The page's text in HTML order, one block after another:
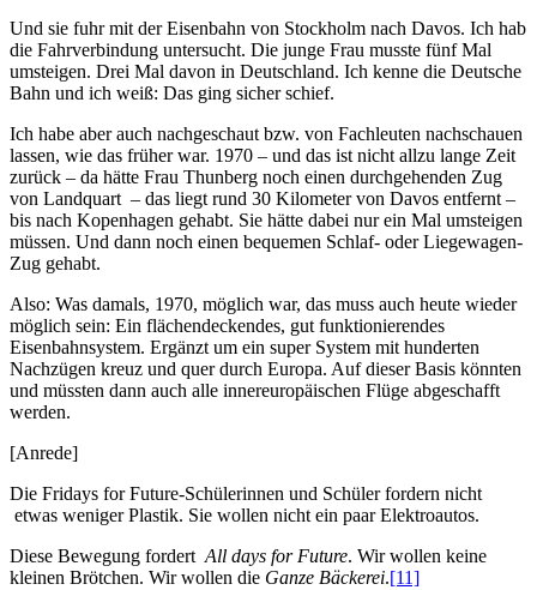
Und sie fuhr mit der Eisenbahn von Stockholm nach Davos. Ich hab
die Fahrverbindung untersucht. Die junge Frau musste fünf Mal
umsteigen. Drei Mal davon in Deutschland. Ich kenne die Deutsche
Bahn und ich weiß: Das ging sicher schief.
Ich habe aber auch nachgeschaut bzw. von Fachleuten nachschauen
lassen, wie das früher war. 1970 – und das ist nicht allzu lange Zeit
zurück – da hätte Frau Thunberg noch einen durchgehenden Zug
von Landquart – das liegt rund 30 Kilometer von Davos entfernt –
bis nach Kopenhagen gehabt. Sie hätte dabei nur ein Mal umsteigen
müssen. Und dann noch einen bequemen Schlaf- oder Liegewagen-
Zug gehabt.
Also: Was damals, 1970, möglich war, das muss auch heute wieder
möglich sein: Ein flächendeckendes, gut funktionierendes
Eisenbahnsystem. Ergänzt um ein super System mit hunderten
Nachzügen kreuz und quer durch Europa. Auf dieser Basis könnten
und müssten dann auch alle innereuropäischen Flüge abgeschafft
werden.
[Anrede]
Die Fridays for Future-Schülerinnen und Schüler fordern nicht
etwas weniger Plastik. Sie wollen nicht ein paar Elektroautos.
Diese Bewegung fordert All days for Future. Wir wollen keine
kleinen Brötchen. Wir wollen die Ganze Bäckerei.[11]